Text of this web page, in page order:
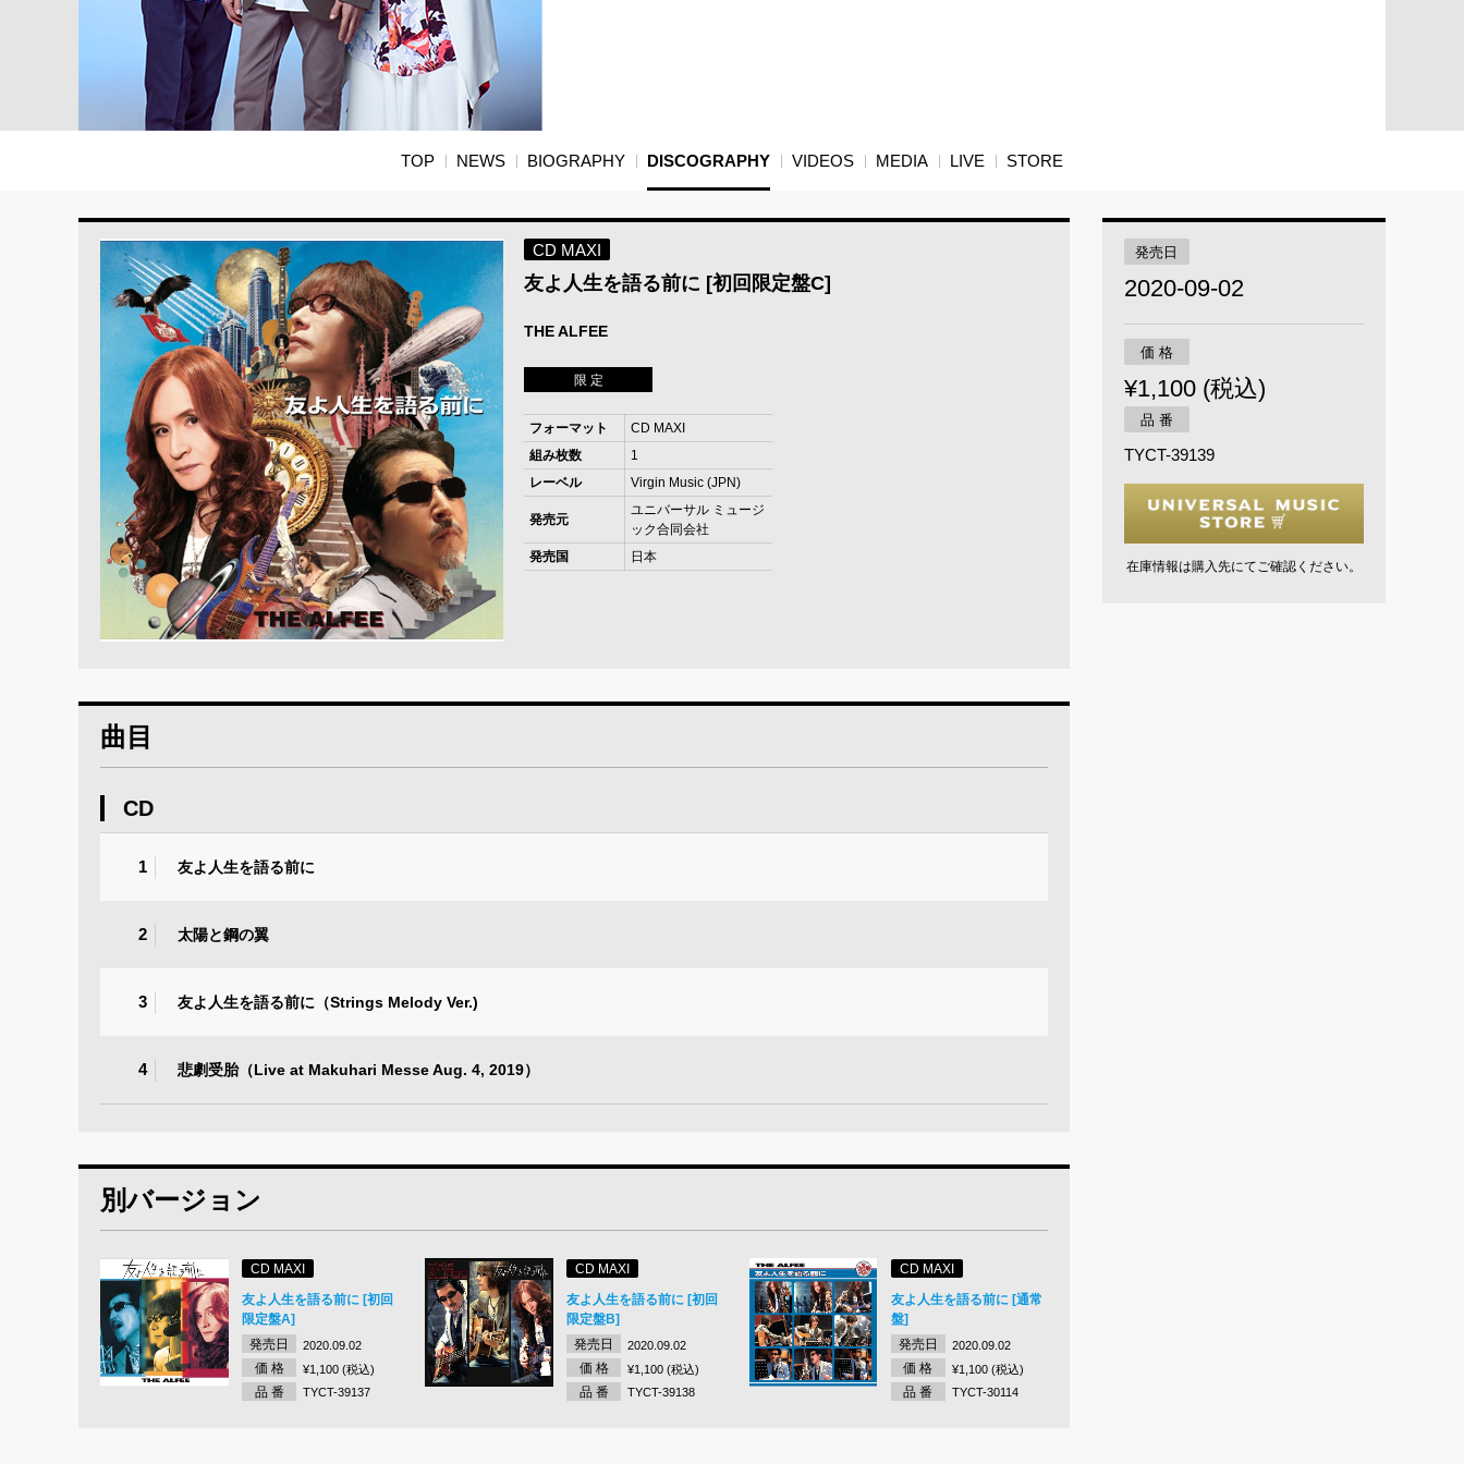
TOP NEWS BIOGRAPHY DISCOGRAPHY VIDEOS MEDIA LIVE STORE
CD MAXI
友よ人生を語る前に [初回限定盤C]
THE ALFEE
限 定
フォーマット
CD MAXI
組み枚数
1
レーベル
Virgin Music (JPN)
発売元
ユニバーサル ミュージ
ック合同会社
発売国
日本
曲目
CD
1 友よ人生を語る前に
2 太陽と鋼の翼
3 友よ人生を語る前に（Strings Melody Ver.)
4 悲劇受胎（Live at Makuhari Messe Aug. 4, 2019）
別バージョン
CD MAXI
友よ人生を語る前に [初回
限定盤A]
発売日
2020.09.02
価 格 ¥1,100 (税込)
品 番 TYCT-39137
CD MAXI
友よ人生を語る前に [初回
限定盤B]
発売日
2020.09.02
価 格 ¥1,100 (税込)
品 番 TYCT-39138
CD MAXI
友よ人生を語る前に [通常
盤]
発売日
2020.09.02
価 格 ¥1,100 (税込)
品 番 TYCT-30114
発売日
2020-09-02
価 格
¥1,100 (税込)
品 番
TYCT-39139
在庫情報は購入先にてご確認ください。